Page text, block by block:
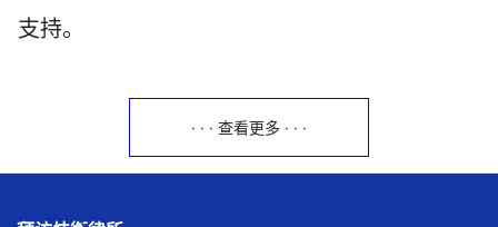
支持。
· · · 查看更多 · · ·